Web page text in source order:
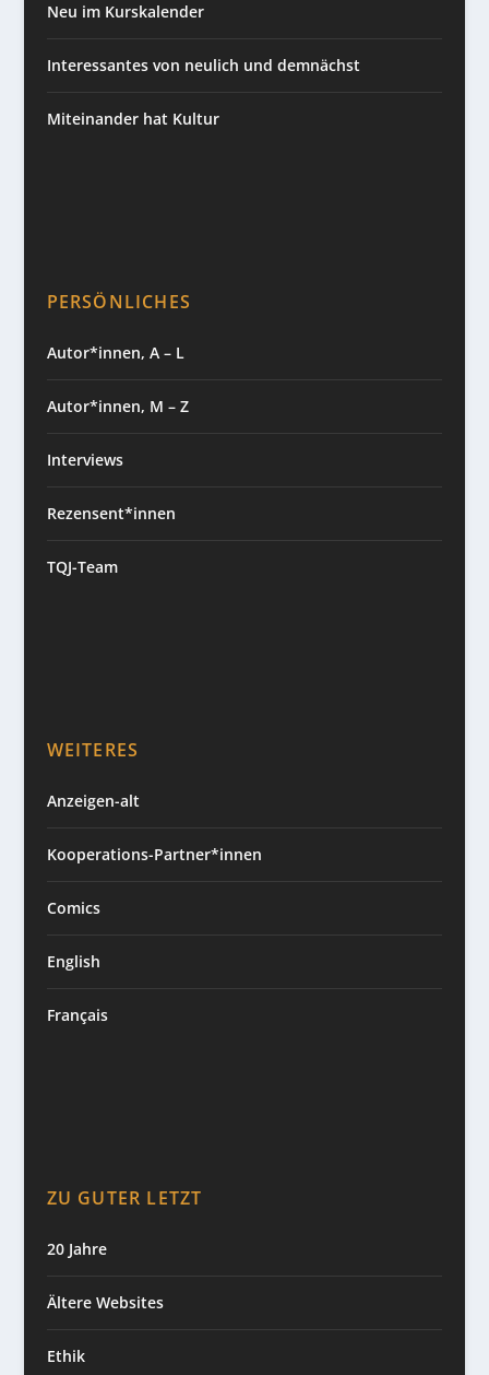
Neu im Kurskalender
Interessantes von neulich und demnächst
Miteinander hat Kultur
PERSÖNLICHES
Autor*innen, A – L
Autor*innen, M – Z
Interviews
Rezensent*innen
TQJ-Team
WEITERES
Anzeigen-alt
Kooperations-Partner*innen
Comics
English
Français
ZU GUTER LETZT
20 Jahre
Ältere Websites
Ethik